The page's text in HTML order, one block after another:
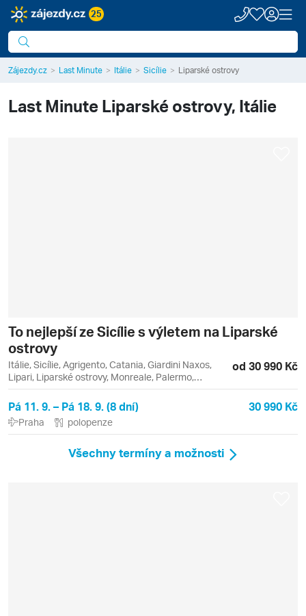
25
Zájezdy.cz Last Minute Itálie Sicílie Liparské ostrovy
Last MinuteLiparské ostrovy, Itálie
To nejlepší ze Sicílie s výletem na Liparské
ostrovy
Itálie, Sicílie, Agrigento, Catania, Giardini Naxos,
Lipari, Liparské ostrovy, Monreale, Palermo,
Syrakusy, Vulcano
od 30 990 Kč
Pá 11. 9. – Pá 18. 9. (8 dní) 30 990 Kč
Praha polopenze
Všechny termíny a možnosti